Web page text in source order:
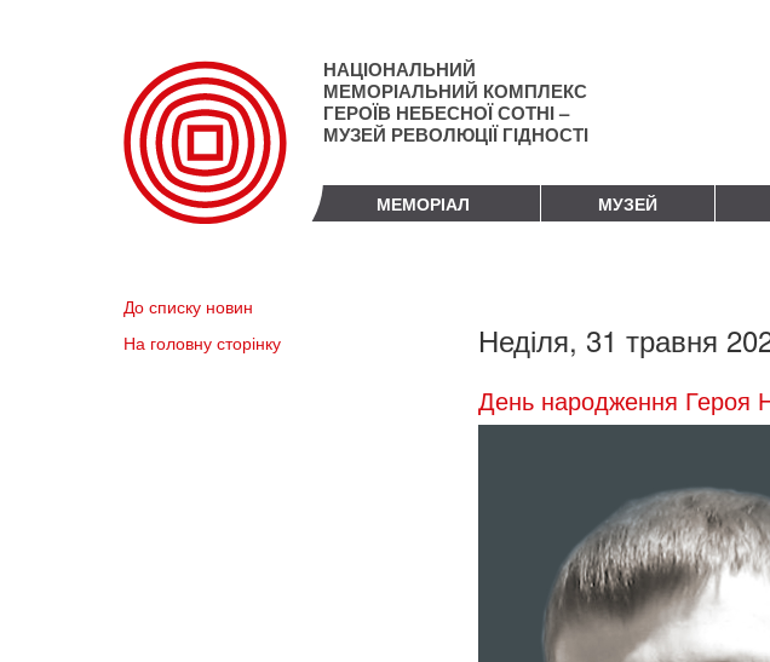
НАЦІОНАЛЬНИЙ
МЕМОРІАЛЬНИЙ КОМПЛЕКС
ГЕРОЇВ НЕБЕСНОЇ СОТНІ –
МУЗЕЙ РЕВОЛЮЦІЇ ГІДНОСТІ
МЕМОРІАЛ МУЗЕЙ
До списку новин
На головну сторінку
Неділя, 31 травня
День народження Героя